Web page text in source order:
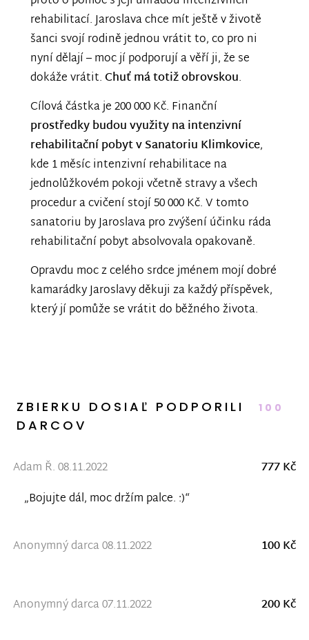
rehabilitací. Jaroslava chce mít ještě v životě
šanci svojí rodině jednou vrátit to, co pro ni
nyní dělají – moc jí podporují a věří ji, že se
dokáže vrátit.Chuť má totiž obrovskou.
Cílová částka je 200 000 Kč. Finanční
prostředky budou využity na intenzivní
rehabilitační pobyt v Sanatoriu Klimkovice,
kde 1 měsíc intenzivní rehabilitace na
jednolůžkovém pokoji včetně stravy a všech
procedur a cvičení stojí 50 000 Kč. V tomto
sanatoriu by Jaroslava pro zvýšení účinku ráda
rehabilitační pobyt absolvovala opakovaně.
Opravdu moc z celého srdce jménem mojí dobré
kamarádky Jaroslavy děkuji za každý příspěvek,
který jí pomůže se vrátit do běžného života.
ZBIERKU DOSIAĽ PODPORILI 100
DARCOV
Adam Ř. 08.11.2022
777 Kč
„Bojujte dál, moc držím palce. :)“
Anonymný darca 08.11.2022 100 Kč
Anonymný darca 07.11.2022 200 Kč